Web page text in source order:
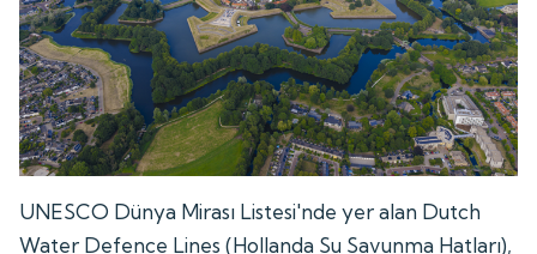
UNESCO Dünya Mirası Listesi'nde yer alan Dutch
Water Defence Lines (Hollanda Su Savunma Hatları),